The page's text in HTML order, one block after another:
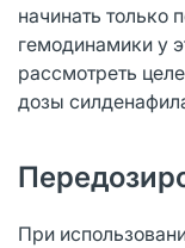
начинать только
гемодинамики у
рассмотреть
дозы
При